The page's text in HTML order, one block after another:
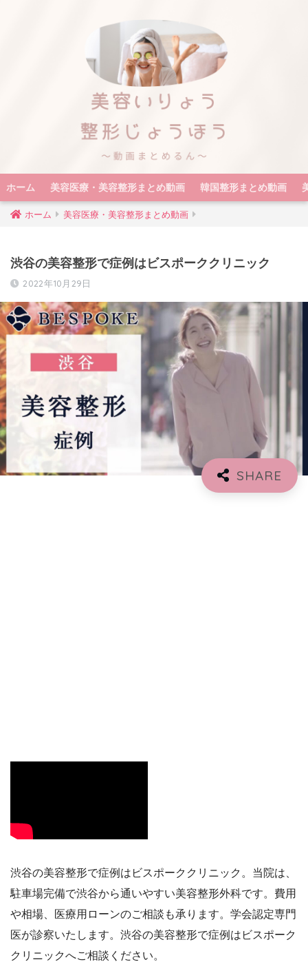
ホーム 美容医療・美容整形まとめ動画 韓国整形まとめ動画
ホーム 美容医療・美容整形まとめ動画
渋谷の美容整形で症例はビスポーククリニック
2022年10月29日
渋谷の美容整形で症例はビスポーククリニック。当院は、
駐車場完備で渋谷から通いやすい美容整形外科です。費用
や相場、医療用ローンのご相談も承ります。学会認定専門
医が診察いたします。渋谷の美容整形で症例はビスポーク
クリニックへご相談ください。